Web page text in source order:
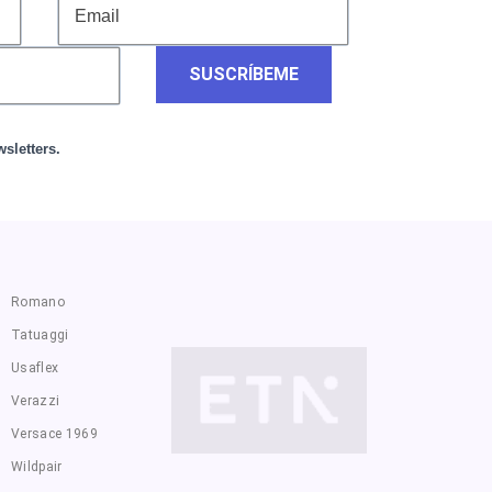
SUSCRÍBEME
Romano
Tatuaggi
Usaflex
Verazzi
Versace 1969
Wildpair